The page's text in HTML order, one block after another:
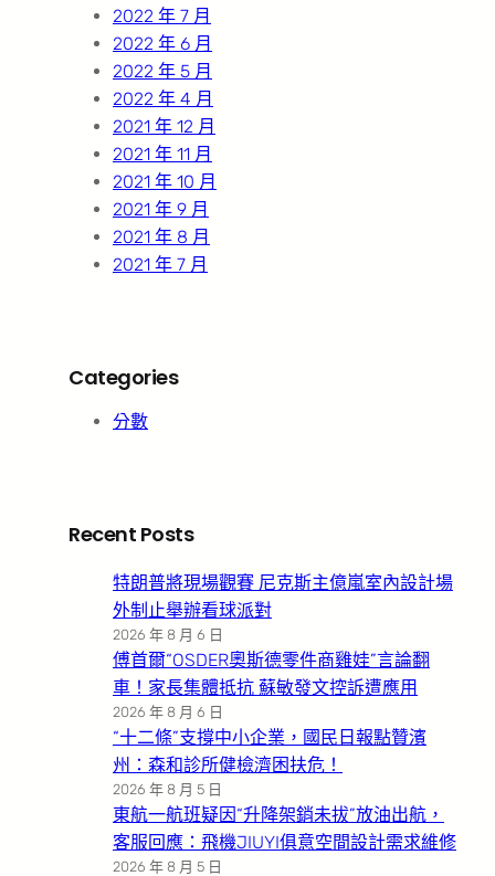
2022 年 7 月
2022 年 6 月
2022 年 5 月
2022 年 4 月
2021 年 12 月
2021 年 11 月
2021 年 10 月
2021 年 9 月
2021 年 8 月
2021 年 7 月
Categories
分數
Recent Posts
特朗普將現場觀賽 尼克斯主億嵐室內設計場
外制止舉辦看球派對
2026 年 8 月 6 日
傅首爾“OSDER奧斯德零件商雞娃”言論翻
車！家長集體抵抗 蘇敏發文控訴遭應用
2026 年 8 月 6 日
“十二條”支撐中小企業，國民日報點贊濱
州：森和診所健檢濟困扶危！
2026 年 8 月 5 日
東航一航班疑因“升降架銷未拔”放油出航，
客服回應：飛機JIUYI俱意空間設計需求維修
2026 年 8 月 5 日